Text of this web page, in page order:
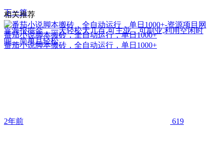
下一篇
靠海报掘金，一天轻松大几百,可主业，可副业,利用空闲时
间，简单且轻松
相关推荐
番茄小说脚本搬砖，全自动运行，单日1000+
番茄小说脚本搬砖，全自动运行，单日1000+
2年前 619